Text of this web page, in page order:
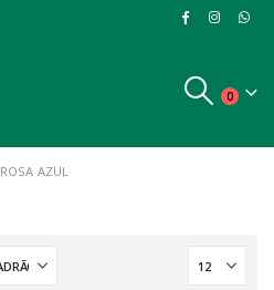
0
ROSA AZUL